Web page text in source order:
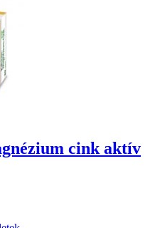
cink aktív